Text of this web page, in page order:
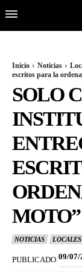
Inicio Noticias
escritos para la
SOLO
MOTO”
NOTICIAS LOCALES
PUBLICADO 09/07/